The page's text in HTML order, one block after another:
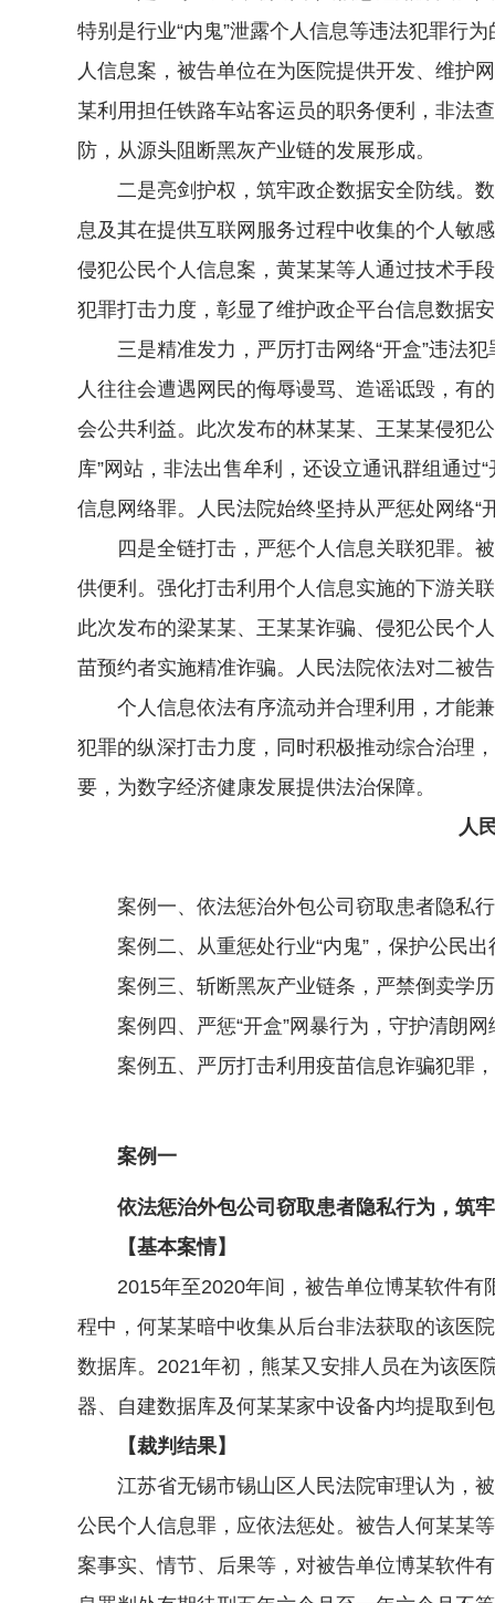
特别是行业“内鬼”泄露个人信息等违法犯罪行
人信息案，被告单位在为医院提供开发、维护
某利用担任铁路车站客运员的职务便利，非法
防，从源头阻断黑灰产业链的发展形成。
二是亮剑护权，筑牢政企数据安全防线。数
息及其在提供互联网服务过程中收集的个人敏
侵犯公民个人信息案，黄某某等人通过技术手
犯罪打击力度，彰显了维护政企平台信息数据
三是精准发力，严厉打击网络“开盒”违法犯
人往往会遭遇网民的侮辱谩骂、造谣诋毁，有
会公共利益。此次发布的林某某、王某某侵犯
库”网站，非法出售牟利，还设立通讯群组通
信息网络罪。人民法院始终坚持从严惩处网络
四是全链打击，严惩个人信息关联犯罪。被
供便利。强化打击利用个人信息实施的下游关
此次发布的梁某某、王某某诈骗、侵犯公民个
苗预约者实施精准诈骗。人民法院依法对二被
个人信息依法有序流动并合理利用，才能兼
犯罪的纵深打击力度，同时积极推动综合治理
要，为数字经济健康发展提供法治保障。
人民
案例一、依法惩治外包公司窃取患者隐私
案例二、从重惩处行业“内鬼”，保护公民
案例三、斩断黑灰产业链条，严禁倒卖学
案例四、严惩“开盒”网暴行为，守护清朗
案例五、严厉打击利用疫苗信息诈骗犯罪
案例一
依法惩治外包公司窃取患者隐私行为，筑
【基本案情】
2015年至2020年间，被告单位博某软件有
程中，何某某暗中收集从后台非法获取的该医
数据库。2021年初，熊某又安排人员在为该医
器、自建数据库及何某某家中设备内均提取到
【裁判结果】
江苏省无锡市锡山区人民法院审理认为，被
公民个人信息罪，应依法惩处。被告人何某某
案事实、情节、后果等，对被告单位博某软件